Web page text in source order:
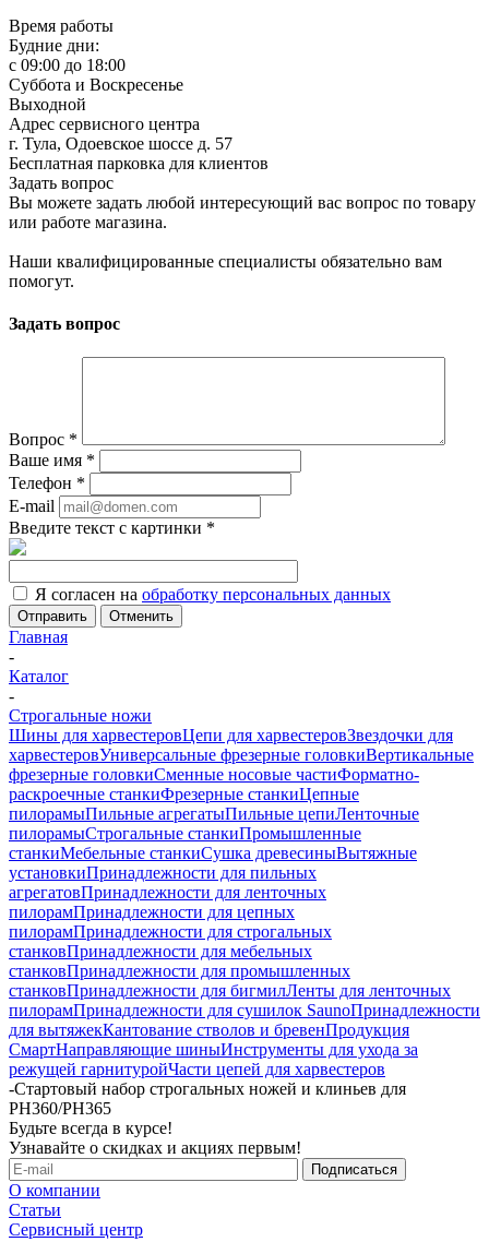
Время работы
Будние дни:
c 09:00 до 18:00
Суббота и Воскресенье
Выходной
Адрес сервисного центра
г. Тула, Одоевское шоссе д. 57
Бесплатная парковка для клиентов
Задать вопрос
Вы можете задать любой интересующий вас вопрос по товару
или работе магазина.
Наши квалифицированные специалисты обязательно вам
помогут.
Задать вопрос
Вопрос *
Ваше имя *
Телефон *
E-mail
Введите текст с картинки *
Я согласен на обработку персональных данных
Отменить
Главная
-
Каталог
-
Строгальные ножи
Шины для харвестеровЦепи для харвестеровЗвездочки для
харвестеровУниверсальные фрезерные головкиВертикальные
фрезерные головкиСменные носовые частиФорматно-
раскроечные станкиФрезерные станкиЦепные
пилорамыПильные агрегатыПильные цепиЛенточные
пилорамыСтрогальные станкиПромышленные
станкиМебельные станкиСушка древесиныВытяжные
установкиПринадлежности для пильных
агрегатовПринадлежности для ленточных
пилорамПринадлежности для цепных
пилорамПринадлежности для строгальных
станковПринадлежности для мебельных
станковПринадлежности для промышленных
станковПринадлежности для бигмилЛенты для ленточных
пилорамПринадлежности для сушилок SaunoПринадлежности
для вытяжекКантование стволов и бревенПродукция
СмартНаправляющие шиныИнструменты для ухода за
режущей гарнитуройЧасти цепей для харвестеров
-Стартовый набор строгальных ножей и клиньев для
PH360/PH365
Будьте всегда в курсе!
Узнавайте о скидках и акциях первым!
О компании
Статьи
Сервисный центр